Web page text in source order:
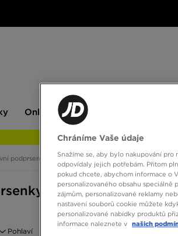
JD
Only at JD
Pánské
Pánské
podprsenky
Pohlaví
Chráníme Vaše údaje
Snažíme se, aby bylo nakupování
odpovídaly jejich potřebám. Přitom
pokud chcete, abychom informace o
personalizovaného obsahu speciálně
zájmům, personalizované reklamy
nastavení souborů cookie můžete
personalizované nabídky produktů
informace naleznete v našich